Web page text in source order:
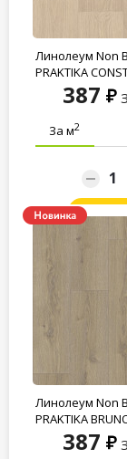
Линолеум Non
PRAKTIKA
387
За м2
Линолеум Non
PRAKTIKA
387